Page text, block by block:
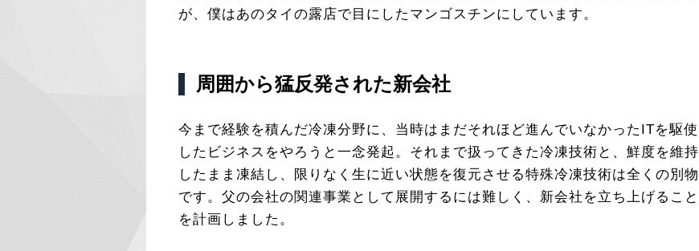
が、僕はあのタイの露店で目にしたマンゴスチンにしています。
周囲から猛反発された新会社
今まで経験を積んだ冷凍分野に、当時はまだそれほど進んでいなかったITを駆使
したビジネスをやろうと一念発起。それまで扱ってきた冷凍技術と、鮮度を維持
したまま凍結し、限りなく生に近い状態を復元させる特殊冷凍技術は全くの別物
です。父の会社の関連事業として展開するには難しく、新会社を立ち上げること
を計画しました。